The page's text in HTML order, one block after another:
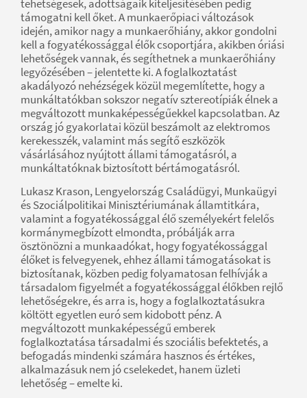
tehetségesek, adottságaik kiteljesítésében pedig
támogatni kell őket. A munkaerőpiaci változások
idején, amikor nagy a munkaerőhiány, akkor gondolni
kell a fogyatékossággal élők csoportjára, akikben óriási
lehetőségek vannak, és segíthetnek a munkaerőhiány
legyőzésében – jelentette ki. A foglalkoztatást
akadályozó nehézségek közül megemlítette, hogy a
munkáltatókban sokszor negatív sztereotípiák élnek a
megváltozott munkaképességűekkel kapcsolatban. Az
ország jó gyakorlatai közül beszámolt az elektromos
kerekesszék, valamint más segítő eszközök
vásárlásához nyújtott állami támogatásról, a
munkáltatóknak biztosított bértámogatásról.
Lukasz Krason, Lengyelország Családügyi, Munkaügyi
és Szociálpolitikai Minisztériumának államtitkára,
valamint a fogyatékossággal élő személyekért felelős
kormánymegbízott elmondta, próbálják arra
ösztönözni a munkaadókat, hogy fogyatékossággal
élőket is felvegyenek, ehhez állami támogatásokat is
biztosítanak, közben pedig folyamatosan felhívják a
társadalom figyelmét a fogyatékossággal élőkben rejlő
lehetőségekre, és arra is, hogy a foglalkoztatásukra
költött egyetlen euró sem kidobott pénz. A
megváltozott munkaképességű emberek
foglalkoztatása társadalmi és szociális befektetés, a
befogadás mindenki számára hasznos és értékes,
alkalmazásuk nem jó cselekedet, hanem üzleti
lehetőség – emelte ki.